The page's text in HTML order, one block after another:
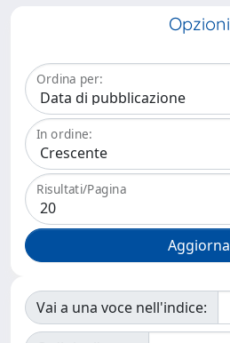
Opzioni
Ordina per:
In ordine:
Risultati/Pagina
Vai a una voce nell'indice: